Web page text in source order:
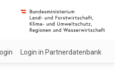
Login Login in Partnerdatenbank